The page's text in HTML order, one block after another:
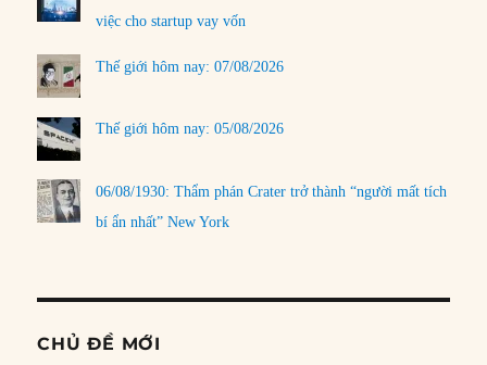
việc cho startup vay vốn
Thế giới hôm nay: 07/08/2026
Thế giới hôm nay: 05/08/2026
06/08/1930: Thẩm phán Crater trở thành “người mất tích
bí ẩn nhất” New York
CHỦ ĐỀ MỚI